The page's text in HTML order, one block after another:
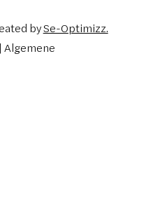
bySe-Optimizz.
Algemene